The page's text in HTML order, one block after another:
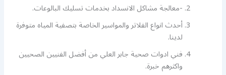
-معالجة مشاكل الانسداد بخدمات تسليك البالوعات.
أحدث انواع الفلاتر والمواسير الخاصة بتصفية المياه متوفرة
لدينا.
فني ادوات صحية جابر العلي من أفضل الفنيين الصحيين
واكثرهم خبرة.